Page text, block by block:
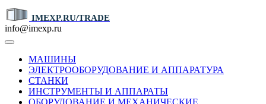
IMEXP.RU/TRADE
info@imexp.ru
МАШИНЫ
ЭЛЕКТРООБОРУДОВАНИЕ И АППАРАТУРА
СТАНКИ
ИНСТРУМЕНТЫ И АППАРАТЫ
ОБОРУДОВАНИЕ И МЕХАНИЧЕСКИЕ